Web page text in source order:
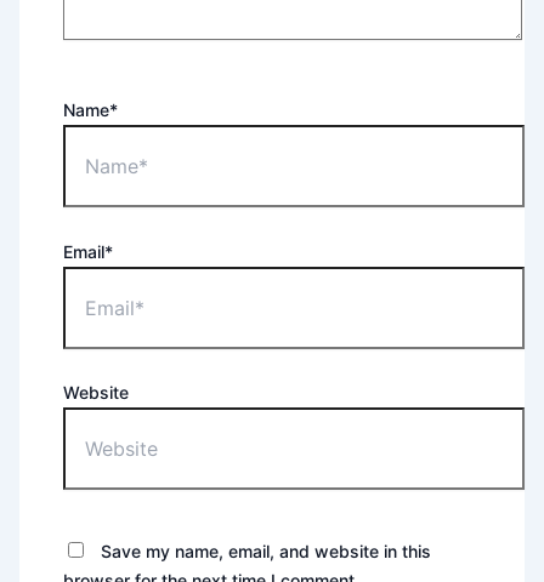
Name*
Email*
Website
Save my name, email, and website in this